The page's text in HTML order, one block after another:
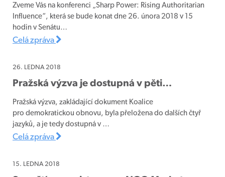
Zveme Vás na konferenci „Sharp Power: Rising Authoritarian
Influence“, která se bude konat dne 26. února 2018 v 15
hodin v Senátu…
Celá zpráva
26. LEDNA 2018
Pražská výzva je dostupná v pěti…
Pražská výzva, zakládající dokument Koalice
pro demokratickou obnovu, byla přeložena do dalších čtyř
jazyků, a je tedy dostupná v …
Celá zpráva
15. LEDNA 2018